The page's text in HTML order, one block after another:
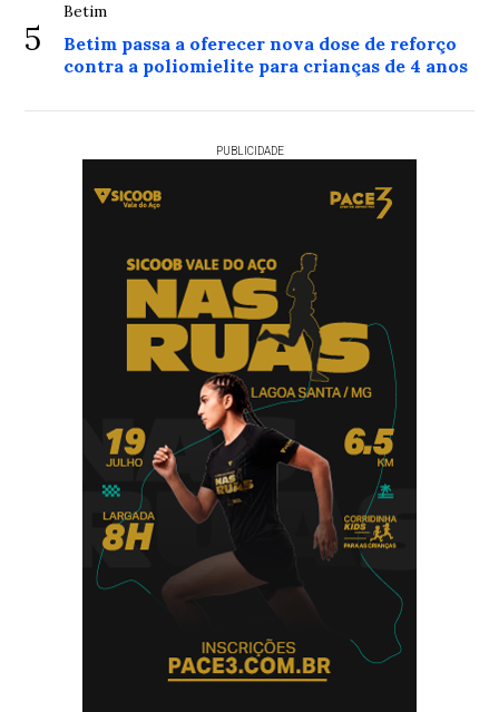
5
Betim
Betim passa a oferecer nova dose de reforço
contra a poliomielite para crianças de 4 anos
PUBLICIDADE